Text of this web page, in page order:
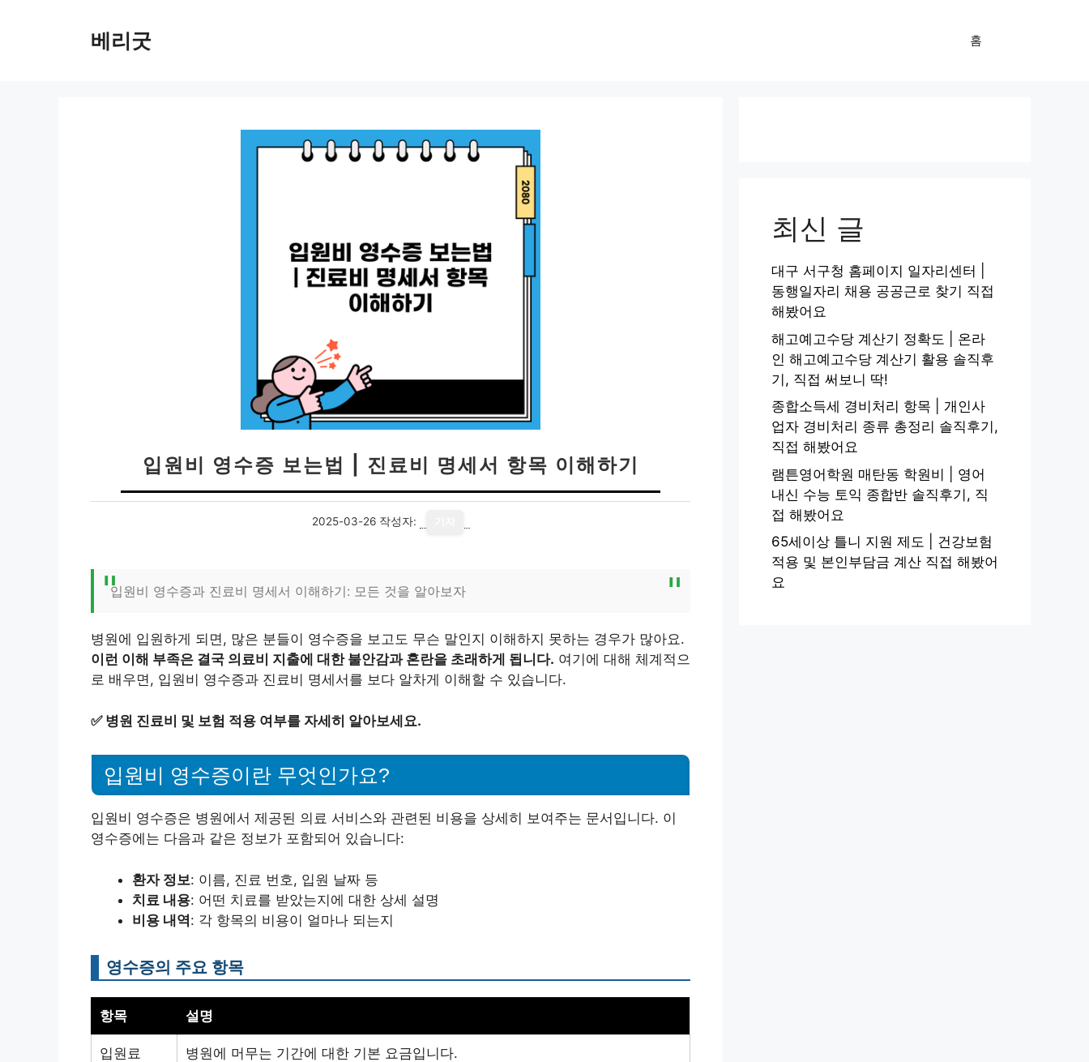
베리굿 홈
입원비 영수증 보는법 | 진료비 명세서 항목 이해하기
2025-03-26 작성자:
입원비 영수증과 진료비 명세서 이해하기: 모든 것을 알아보자
병원에 입원하게 되면, 많은 분들이 영수증을 보고도 무슨 말인지 이해하지 못하는 경우가 많아요.
이런 이해 부족은 결국 의료비 지출에 대한 불안감과 혼란을 초래하게 됩니다. 여기에 대해 체계적으
로 배우면, 입원비 영수증과 진료비 명세서를 보다 알차게 이해할 수 있습니다.
✅ 병원 진료비 및 보험 적용 여부를 자세히 알아보세요.
입원비 영수증이란 무엇인가요?
입원비 영수증은 병원에서 제공된 의료 서비스와 관련된 비용을 상세히 보여주는 문서입니다. 이
영수증에는 다음과 같은 정보가 포함되어 있습니다:
환자 정보: 이름, 진료 번호, 입원 날짜 등
치료 내용: 어떤 치료를 받았는지에 대한 상세 설명
비용 내역: 각 항목의 비용이 얼마나 되는지
영수증의 주요 항목
항목 설명
입원료 병원에 머무는 기간에 대한 기본 요금입니다.
최신 글
대구 서구청 홈페이지 일자리센터 |
동행일자리 채용 공공근로 찾기 직접
해봤어요
해고예고수당 계산기 정확도 | 온라
인 해고예고수당 계산기 활용 솔직후
기, 직접 써보니 딱!
종합소득세 경비처리 항목 | 개인사
업자 경비처리 종류 총정리 솔직후기,
직접 해봤어요
램튼영어학원 매탄동 학원비 | 영어
내신 수능 토익 종합반 솔직후기, 직
접 해봤어요
65세이상 틀니 지원 제도 | 건강보험
적용 및 본인부담금 계산 직접 해봤어
요